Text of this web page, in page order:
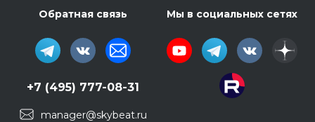
Обратная связь
+7 (495) 777-08-31
manager@skybeat.ru
Мы в социальных сетях